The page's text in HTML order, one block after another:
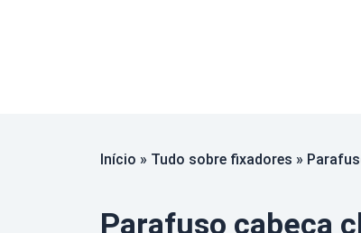
Início » Tudo sobre fixadores »
Parafuso cabeça